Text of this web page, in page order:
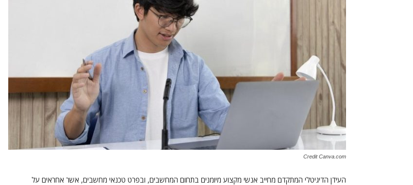
Credit Canva.com
העידן הדיגיטלי המתקדם מחייב אנשי מקצוע מיומנים בתחום המחשבים, ובפרט טכנאי מחשבים, אשר אחראים על